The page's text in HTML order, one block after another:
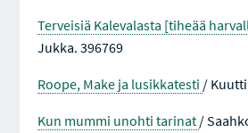
Terveisiä Kalevalasta [tiheää
Jukka. 396769
Roope, Make ja lusikkatesti /
Kun mummi unohti tarinat /